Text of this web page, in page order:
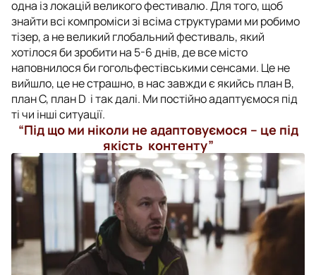
одна із локацій великого фестивалю. Для того, щоб
знайти всі компроміси зі всіма структурами ми робимо
тізер, а не великий глобальний фестиваль, який
хотілося би зробити на 5-6 днів, де все місто
наповнилося би гогольфестівськими сенсами. Це не
вийшло, це не страшно, в нас завжди є якийсь план В,
план С, план D і так далі. Ми постійно адаптуємося під
ті чи інші ситуації.
“Під що ми ніколи не адаптовуємося – це під
якість контенту”